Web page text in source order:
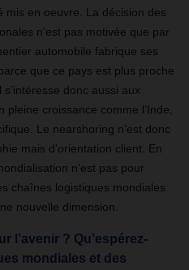
mis en oeuvre. La décision des
n’est pas motivée que par
automobile fabrique ses
que ce pays est plus proche
donc aussi aux
croissance comme l’Inde,
Le nearshoring n’est donc
mais d’orientation client. En
n’est pas pour
chaînes logistiques mondiales
nouvelle dimension.
l’avenir ? Qu’espérez-
mondiales et des